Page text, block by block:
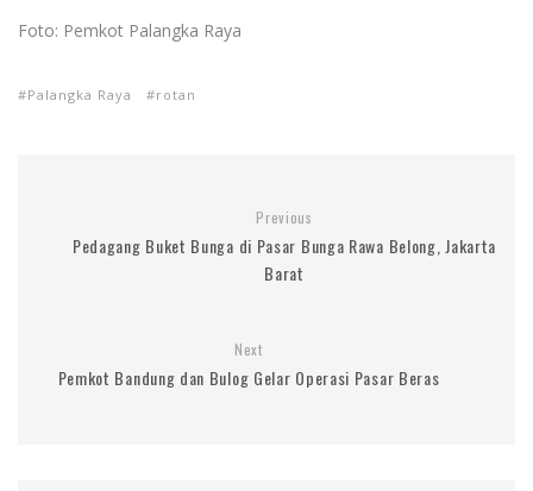
Foto: Pemkot Palangka Raya
Palangka Raya rotan
Previous
Pedagang Buket Bunga di Pasar Bunga Rawa Belong, Jakarta
Barat
Next
Pemkot Bandung dan Bulog Gelar Operasi Pasar Beras